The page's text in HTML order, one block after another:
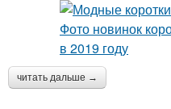
читать дальше →